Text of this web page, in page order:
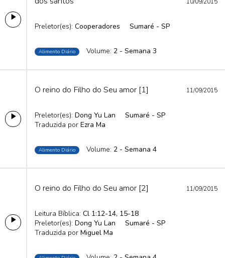
Preletor(es): Cooperadores Sumaré - SP
Alimento Diário Volume: 2 - Semana 3
O reino do Filho do Seu amor [1] 11/09/2015
Preletor(es): Dong Yu Lan
Sumaré - SP
Traduzida por Ezra Ma
Alimento Diário Volume: 2 - Semana 4
O reino do Filho do Seu amor [2] 11/09/2015
Leitura Bíblica: Cl 1:12-14, 15-18
Preletor(es): Dong Yu Lan
Sumaré - SP
Traduzida por Miguel Ma